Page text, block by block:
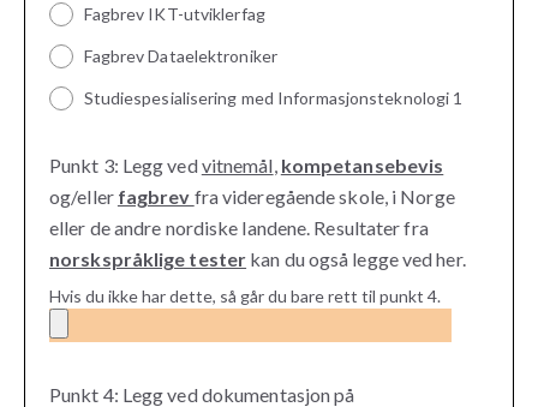
Fagbrev IKT-utviklerfag
Fagbrev Dataelektroniker
Studiespesialisering med Informasjonsteknologi 1
Punkt 3: Legg vedvitnemål kompetansebevis
og/eller fagbrev fra videregående skole, i Norge
eller de andre nordiske landene. Resultater fra
norskspråklige tester kan du også legge ved her.
Hvis du ikke har dette, så går du bare rett til punkt 4.
Punkt 4: Legg ved dokumentasjon på